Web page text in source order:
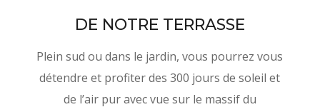
DE NOTRE TERRASSE
Plein sud ou dans le jardin, vous pourrez vous
détendre et profiter des 300 jours de soleil et
de l’air pur avec vue sur le massif du